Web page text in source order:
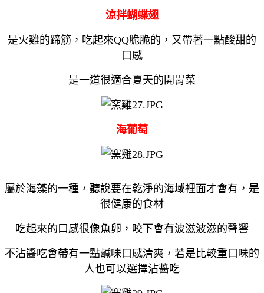
涼拌蝴蝶翅
是火雞的蹄筋，吃起來QQ脆脆的，又帶著一點酸甜的
口感
是一道很適合夏天的開胃菜
海葡萄
屬於海藻的一種，聽說要在乾淨的海域裡面才會有，是
很健康的食材
吃起來的口感很像魚卵，咬下會有波滋波滋的聲響
不沾醬吃會帶有一點鹹味口感清爽，若是比較重口味的
人也可以選擇沾醬吃